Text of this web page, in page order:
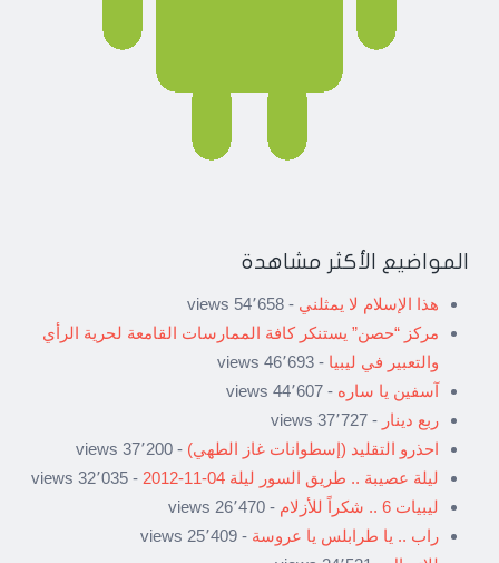
المواضيع الأكثر مشاهدة
هذا الإسلام لا يمثلني - 54٬658 views
مركز “حصن” يستنكر كافة الممارسات القامعة لحرية الرأي
والتعبير في ليبيا - 46٬693 views
آسفين يا ساره - 44٬607 views
ربع دينار - 37٬727 views
احذرو التقليد (إسطوانات غاز الطهي) - 37٬200 views
ليلة عصيبة .. طريق السور ليلة 04-11-2012
- 32٬035 views
ليبيات 6 .. شكراً للأزلام
- 26٬470 views
راب .. يا طرابلس يا عروسة - 25٬409 views